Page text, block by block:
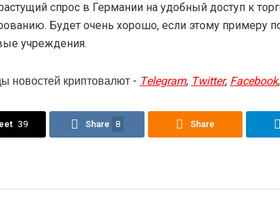
спрос в Германии на удобный доступ к
Будет очень хорошо, если этому примеру
учреждения.
новостей криптовалют - Telegram,Twitter,Facebook,
39 Share 8 Share